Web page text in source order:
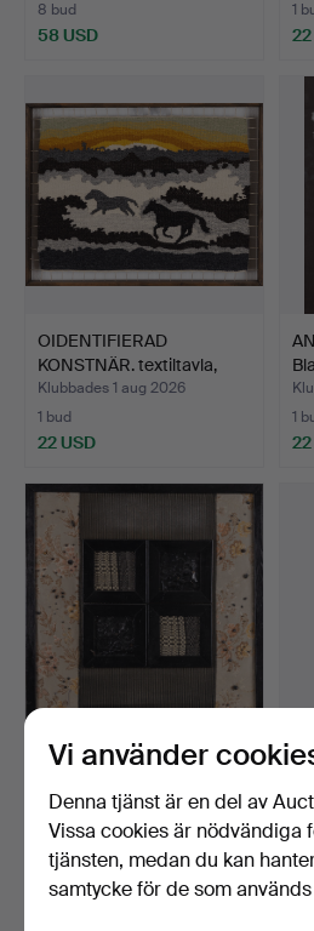
8 bud
58 USD
1
OIDENTIFIERAD
KONSTNÄR. textiltavla,
motiv…
Klubbades 1 aug 2026
1 bud
22 USD
1
GUNILLA SKYTTLA.
Textilarbete med applikat…
Klubbades 15 jul 2026
1 bud
22 USD
2
27
Vi använder
Denna tjänst är en del av
Vissa cookies är nödvändiga
tjänsten, medan du kan
samtycke för de som